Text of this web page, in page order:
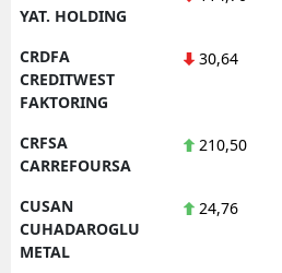
YAT. HOLDING
CRDFA
CREDITWEST
FAKTORING
30,64
CRFSA
CARREFOURSA
210,50
CUSAN
CUHADAROGLU
METAL
24,76